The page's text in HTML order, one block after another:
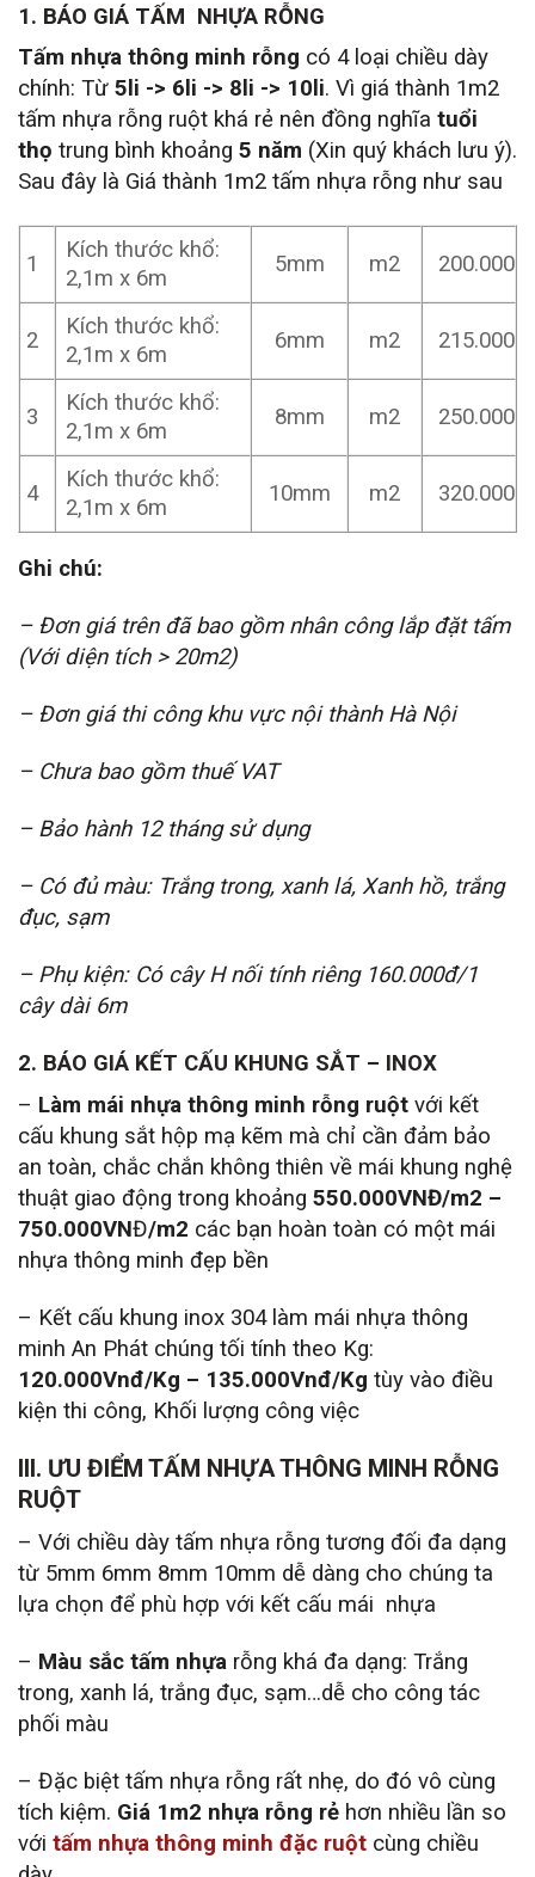
1. BÁO GIÁ TẤM NHỰA RỖNG
Tấm nhựa thông minh rỗng có 4 loại chiều dày
chính: Từ 5li -> 6li -> 8li -> 10li. Vì giá thành 1m2
tấm nhựa rỗng ruột khá rẻ nên đồng nghĩa tuổi
thọ trung bình khoảng 5 năm (Xin quý khách lưu ý).
Sau đây là Giá thành 1m2 tấm nhựa rỗng như sau
1
Kích thước khổ:
2,1m x 6m
5mm m2 200.000
2
Kích thước khổ:
2,1m x 6m
6mm m2 215.000
3
Kích thước khổ:
2,1m x 6m
8mm m2 250.000
4
Kích thước khổ:
2,1m x 6m
10mm m2 320.000
Ghi chú:
– Đơn giá trên đã bao gồm nhân công lắp đặt tấm
(Với diện tích > 20m2)
– Đơn giá thi công khu vực nội thành Hà Nội
– Chưa bao gồm thuế VAT
– Bảo hành 12 tháng sử dụng
– Có đủ màu: Trắng trong, xanh lá, Xanh hồ, trắng
đục, sạm
– Phụ kiện: Có cây H nối tính riêng 160.000đ/1
cây dài 6m
2. BÁO GIÁ KẾT CẤU KHUNG SẮT – INOX
– Làm mái nhựa thông minh rỗng ruột với kết
cấu khung sắt hộp mạ kẽm mà chỉ cần đảm bảo
an toàn, chắc chắn không thiên về mái khung nghệ
thuật giao động trong khoảng 550.000VNĐ/m2 –
750.000VNĐ/m2 các bạn hoàn toàn có một mái
nhựa thông minh đẹp bền
– Kết cấu khung inox 304 làm mái nhựa thông
minh An Phát chúng tối tính theo Kg:
120.000Vnđ/Kg – 135.000Vnđ/Kg tùy vào điều
kiện thi công, Khối lượng công việc
III. ƯU ĐIỂM TẤM NHỰA THÔNG MINH RỖNG
RUỘT
– Với chiều dày tấm nhựa rỗng tương đối đa dạng
từ 5mm 6mm 8mm 10mm dễ dàng cho chúng ta
lựa chọn để phù hợp với kết cấu mái nhựa
– Màu sắc tấm nhựa rỗng khá đa dạng: Trắng
trong, xanh lá, trắng đục, sạm…dễ cho công tác
phối màu
– Đặc biệt tấm nhựa rỗng rất nhẹ, do đó vô cùng
tích kiệm. Giá 1m2 nhựa rỗng rẻ hơn nhiều lần so
với tấm nhựa thông minh đặc ruột cùng chiều